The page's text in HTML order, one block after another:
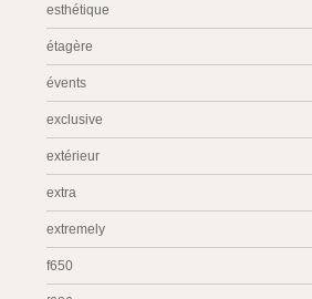
esthétique
étagère
évents
exclusive
extérieur
extra
extremely
f650